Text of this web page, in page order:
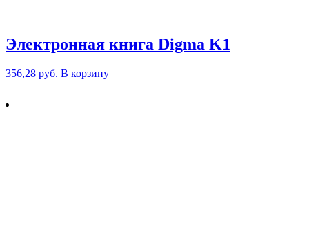
Электронная книга Digma K1
356,28 руб. В корзину